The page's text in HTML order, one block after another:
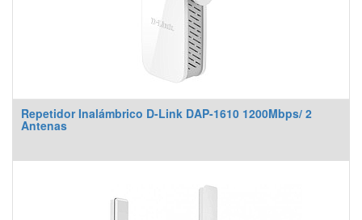
Repetidor Inalámbrico D-Link DAP-1610 1200Mbps/ 2
Antenas